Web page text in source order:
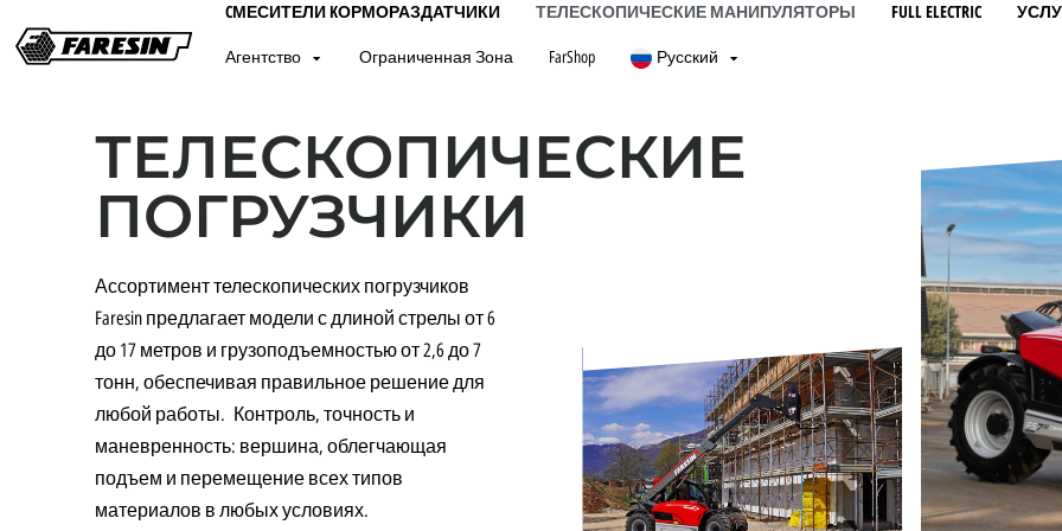
CМЕСИТЕЛИ KОРМОРАЗДАТЧИКИ ТЕЛЕСКОПИЧЕСКИЕ МАНИПУЛЯТОРЫ FULL ELECTRIC
Агентство Ограниченная Зона FarShop Русский
ТЕЛЕСКОПИЧЕСКИЕ
ПОГРУЗЧИКИ
Ассортимент телескопических погрузчиков
Faresin предлагает модели с длиной стрелы от 6
до 17 метров и грузоподъемностью от 2,6 до 7
тонн, обеспечивая правильное решение для
любой работы. Контроль, точность и
маневренность: вершина, облегчающая
подъем и перемещение всех типов
материалов в любых условиях.